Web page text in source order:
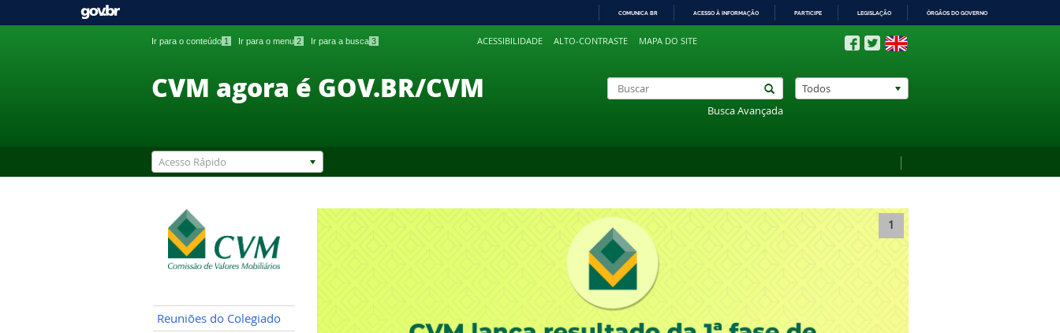
PARA
COMUNICA BR ACESSO À INFORMAÇÃO PARTICIPE LEGISLAÇÃO ÓRGÃOS DO GOVERNO
Ir para o conteúdo 1 Ir para o menu 2 Ir para a busca 3 ACESSIBILIDADE ALTO-CONTRASTE MAPA DO SITE
CVM agora é GOV.BR/CVM
Busca Avançada
Todos
Acesso Rápido
Reuniões do Colegiado
1